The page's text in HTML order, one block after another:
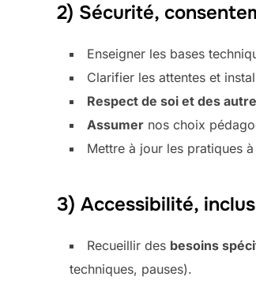
2) Sécurité,
Enseigner les bases
Clarifier les attentes et
Respect de soi et des
Assumer nos choix
Mettre à jour les pratiques
3) Accessibilité,
Recueillir des besoins
techniques, pauses).